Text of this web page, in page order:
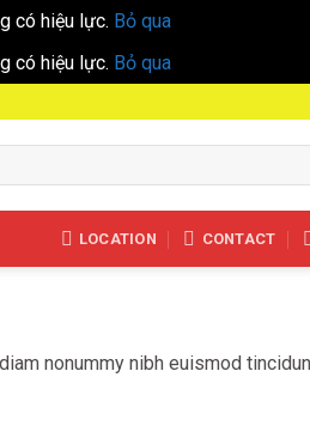
có hiệu lực. Bỏ qua
có hiệu lực. Bỏ qua
LOCATION CONTACT
nonummy nibh euismod